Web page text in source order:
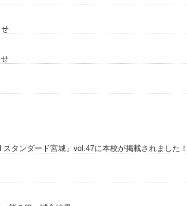
タンダード宮城』vol.47に本校が掲載されました！